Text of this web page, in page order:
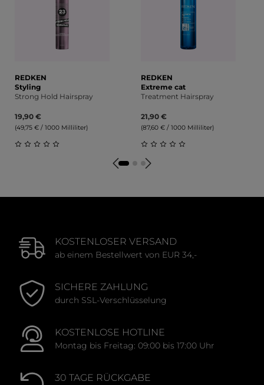
REDKEN
Styling
Strong Hold Hairspray
19,90 €
(49,75 € / 1000 Milliliter)
Durchschnittliche Bewertung von 0 von 5 Sternen
REDKEN
Extreme cat
Treatment Hairspray
21,90 €
(87,60 € / 1000 Milliliter)
Durchschnittliche
KOSTENLOSER VERSAND
ab einem Bestellwert von EUR 34,-
SICHERE ZAHLUNG
durch SSL-Verschlüsselung
KOSTENLOSE HOTLINE
Montag bis Freitag: 09:00 bis 17:00 Uhr
30 TAGE RÜCKGABE